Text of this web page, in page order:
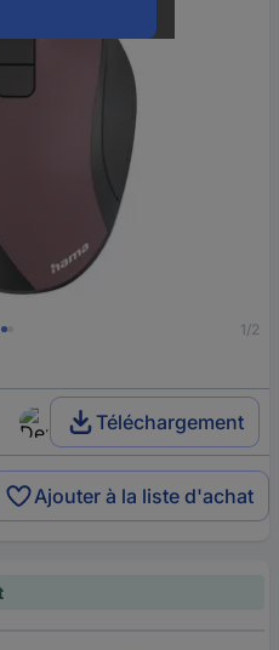
1/2
Téléchargement
Ajouter à la liste d'achat